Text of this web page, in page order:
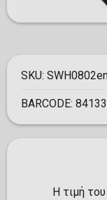
SKU:
BARCODE:
Η τιμή